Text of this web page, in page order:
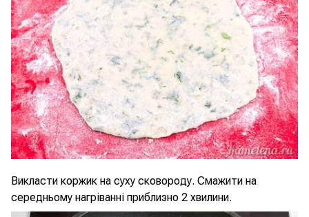
Викласти коржик на суху сковороду. Смажити на
середньому нагріванні приблизно 2 хвилини.